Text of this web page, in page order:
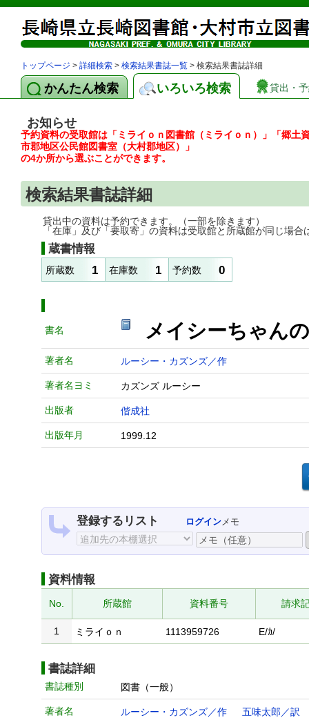
トップページ > 詳細検索 > 検索結果書誌一覧 > 検索結果書誌詳細
かんたん検索 いろいろ検索 貸出・
お知らせ
予約資料の受取館は「ミライｏｎ図書館（ミライｏｎ）」「郷
市郡地区公民館図書室（大村郡地区）」
の4か所から選ぶことができます。
検索結果書誌詳細
貸出中の資料は予約できます。（一部を除きます）
「在庫」及び「要取寄」の資料は受取館と所蔵館が同じ場合
蔵書情報
所蔵数 1 在庫数 1 予約数 0
書名 メイシーちゃん
著者名 ルーシー・カズンズ／作
著者名ヨミ カズンズ ルーシー
出版者 偕成社
出版年月 1999.12
登録するリスト ログインメモ
資料情報
No. 所蔵館 資料番号 請求
1 ミライｏｎ 1113959726 E/ｶ/
書誌詳細
書誌種別 図書（一般）
著者名 ルーシー・カズンズ／作 五味太郎／訳